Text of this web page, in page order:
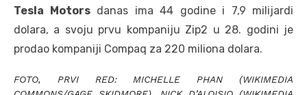
Tesla Motorsdanas ima 44 godine i 7,9 milijardi
dolara, a svoju prvu kompaniju Zip2 u 28. godini je
prodao kompaniji Compaq za 220 miliona dolara.
FOTO, PRVI RED: MICHELLE PHAN (WIKIMEDIA